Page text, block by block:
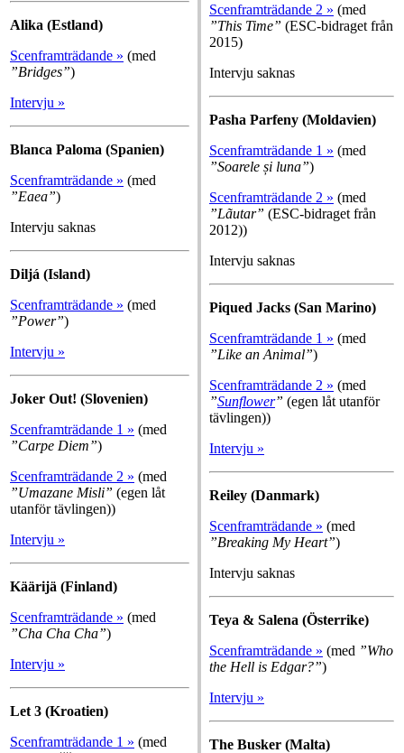
Alika (Estland)
Scenframträdande » (med
”Bridges”)
Intervju »
Blanca Paloma (Spanien)
Scenframträdande » (med
”Eaea”)
Intervju saknas
Diljá (Island)
Scenframträdande » (med
”Power”)
Intervju »
Joker Out! (Slovenien)
Scenframträdande 1 » (med
”Carpe Diem”)
Scenframträdande 2 » (med
”Umazane Misli” (egen låt
utanför tävlingen))
Intervju »
Käärijä (Finland)
Scenframträdande » (med
”Cha Cha Cha”)
Intervju »
Let 3 (Kroatien)
Scenframträdande 1 » (med
Scenframträdande 2 » (med
”This Time” (ESC-bidraget från
2015)
Intervju saknas
Pasha Parfeny (Moldavien)
Scenframträdande 1 » (med
”Soarele și luna”)
Scenframträdande 2 » (med
”Lãutar” (ESC-bidraget från
2012))
Intervju saknas
Piqued Jacks (San Marino)
Scenframträdande 1 » (med
”Like an Animal”)
Scenframträdande 2 » (med
”Sunflower” (egen låt utanför
tävlingen))
Intervju »
Reiley (Danmark)
Scenframträdande » (med
”Breaking My Heart”)
Intervju saknas
Teya & Salena (Österrike)
Scenframträdande » (med ”Who
the Hell is Edgar?”)
Intervju »
The Busker (Malta)